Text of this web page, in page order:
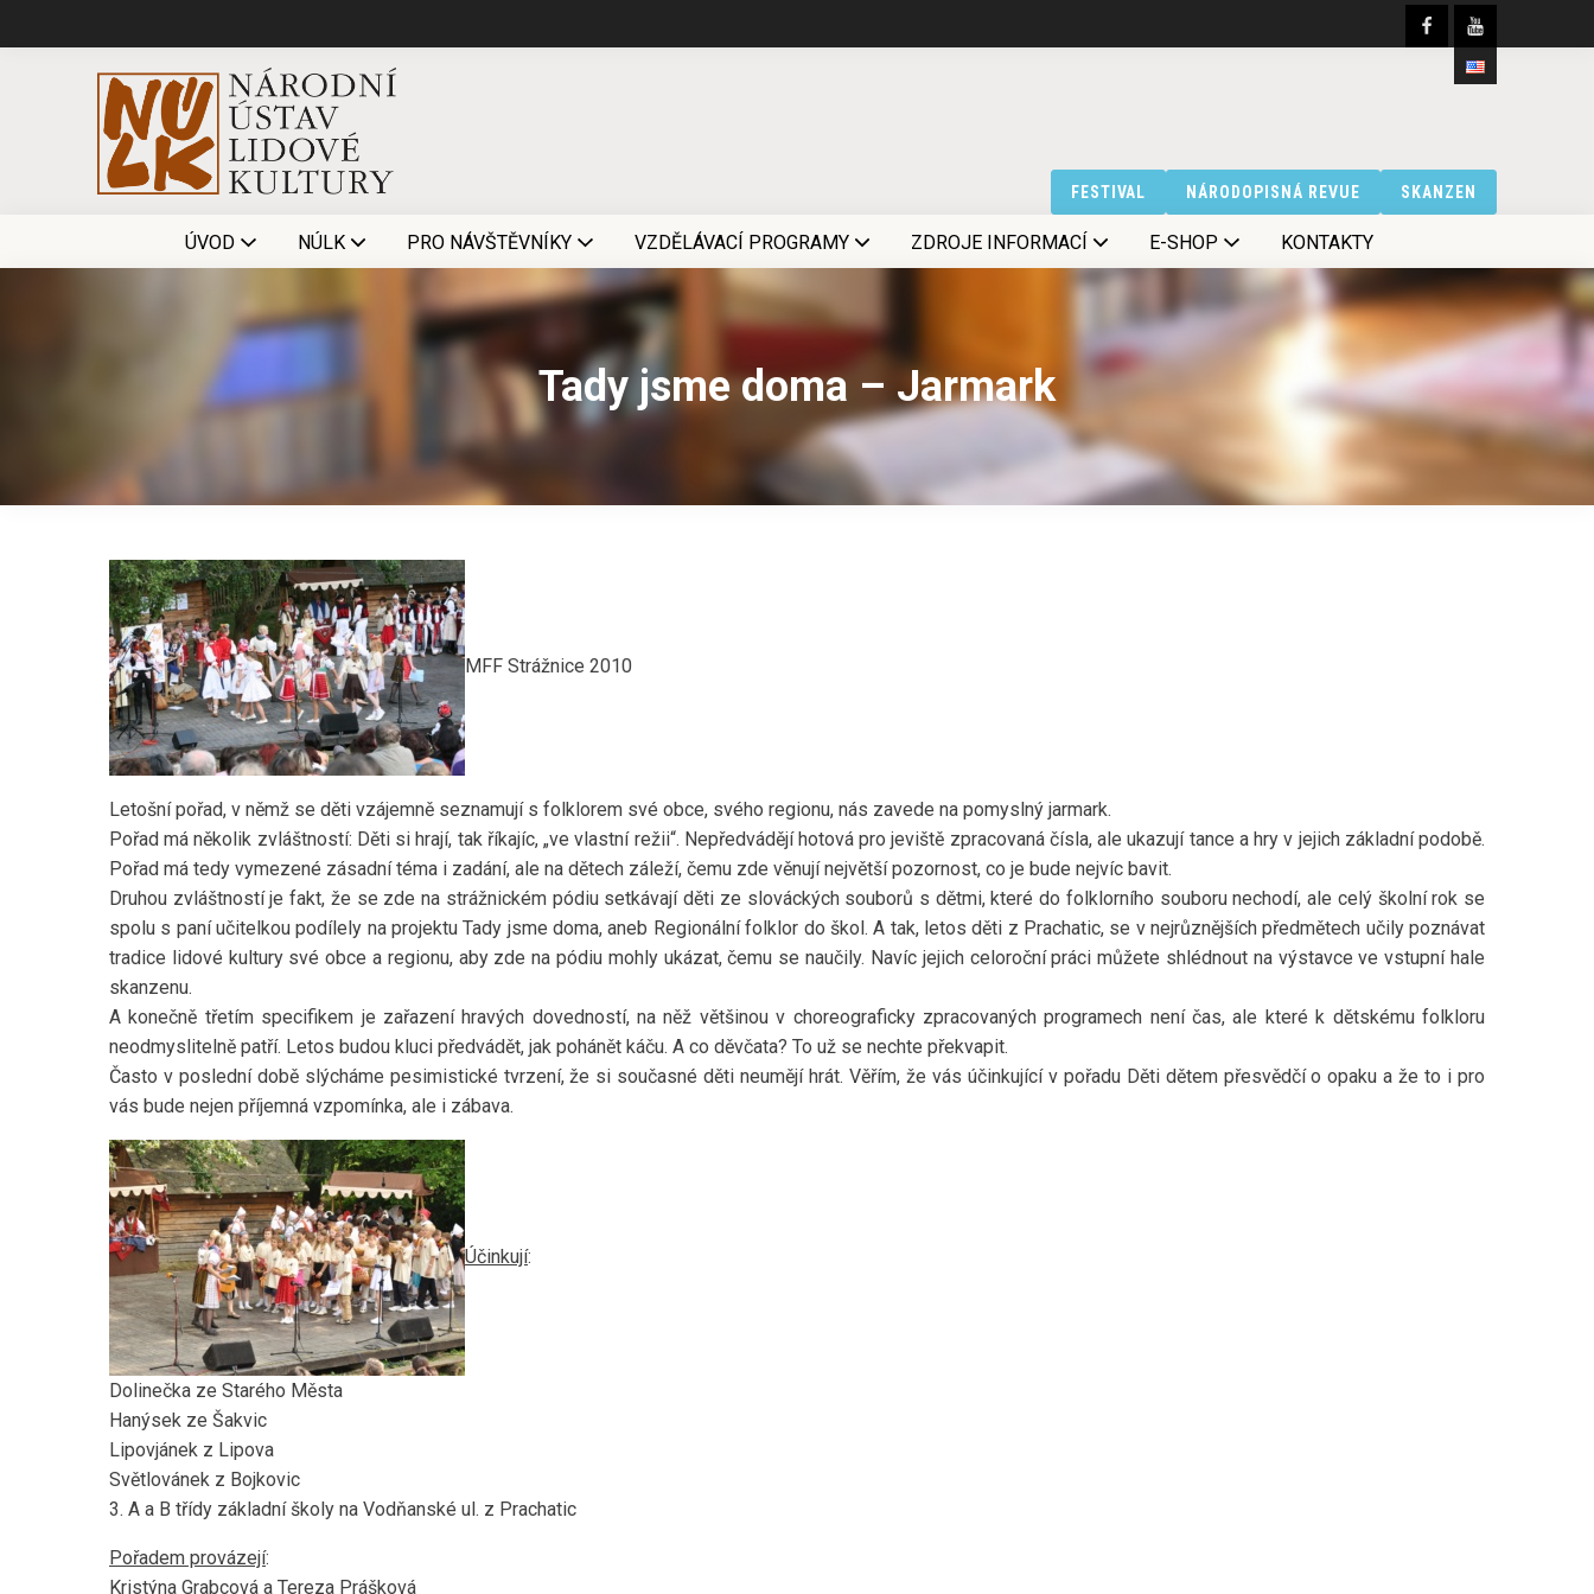
FESTIVAL NÁRODOPISNÁ REVUE SKANZEN
ÚVOD NÚLK PRO NÁVŠTĚVNÍKY VZDĚLÁVACÍ PROGRAMY ZDROJE INFORMACÍ E-SHOP KONTAKTY
Tady jsme doma – Jarmark
MFF Strážnice 2010
Letošní pořad, v němž se děti vzájemně seznamují s folklorem své obce, svého regionu, nás zavede na pomyslný jarmark.
Pořad má několik zvláštností: Děti si hrají, tak říkajíc, „ve vlastní režii“. Nepředvádějí hotová pro jeviště zpracovaná čísla, ale ukazují tance a hry v jejich základní podobě.
Pořad má tedy vymezené zásadní téma i zadání, ale na dětech záleží, čemu zde věnují největší pozornost, co je bude nejvíc bavit.
Druhou zvláštností je fakt, že se zde na strážnickém pódiu setkávají děti ze slováckých souborů s dětmi, které do folklorního souboru nechodí, ale celý školní rok se
spolu s paní učitelkou podílely na projektu Tady jsme doma, aneb Regionální folklor do škol. A tak, letos děti z Prachatic, se v nejrůznějších předmětech učily poznávat
tradice lidové kultury své obce a regionu, aby zde na pódiu mohly ukázat, čemu se naučily. Navíc jejich celoroční práci můžete shlédnout na výstavce ve vstupní hale
skanzenu.
A konečně třetím specifikem je zařazení hravých dovedností, na něž většinou v choreograficky zpracovaných programech není čas, ale které k dětskému folkloru
neodmyslitelně patří. Letos budou kluci předvádět, jak pohánět káču. A co děvčata? To už se nechte překvapit.
Často v poslední době slýcháme pesimistické tvrzení, že si současné děti neumějí hrát. Věřím, že vás účinkující v pořadu Děti dětem přesvědčí o opaku a že to i pro
vás bude nejen příjemná vzpomínka, ale i zábava.
Účinkují:
Dolinečka ze Starého Města
Hanýsek ze Šakvic
Lipovjánek z Lipova
Světlovánek z Bojkovic
3. A a B třídy základní školy na Vodňanské ul. z Prachatic
Pořadem provázejí:
Kristýna Grabcová a Tereza Prášková